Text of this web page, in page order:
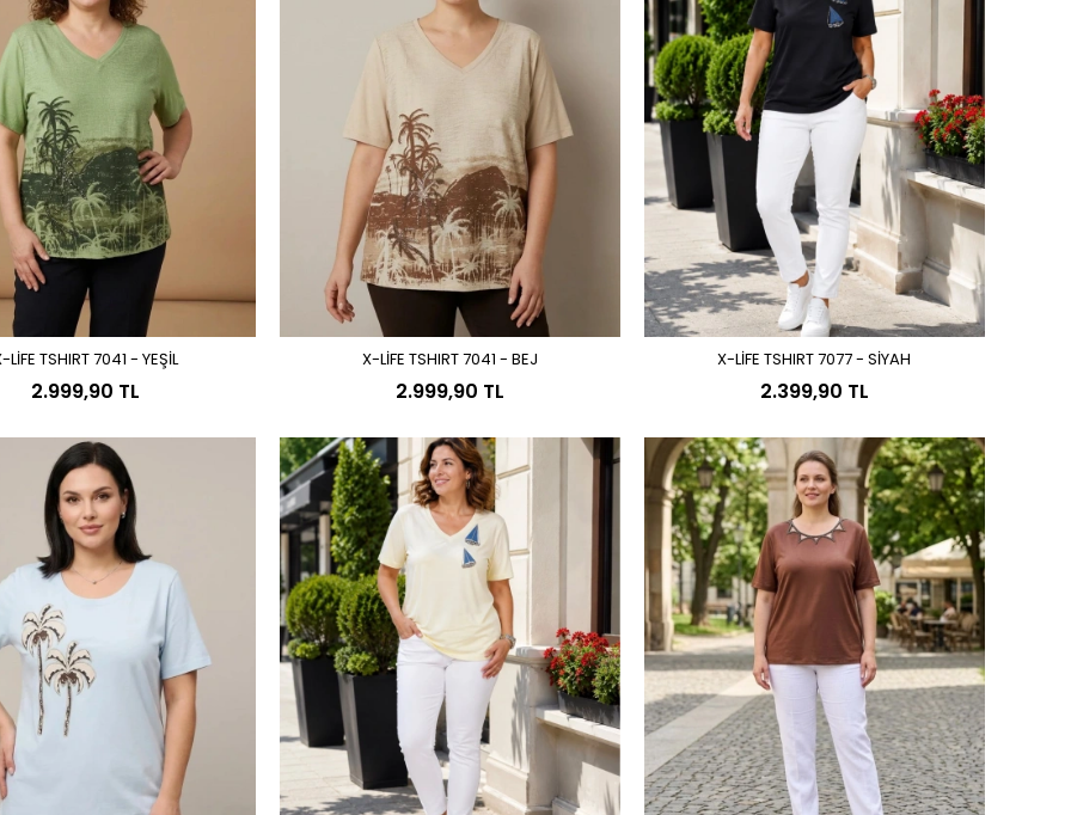
Sepete Ekle
LİFE TSHIRT 7041 - YEŞİL
2.999,90 TL
Sepete Ekle
X-LİFE TSHIRT 7041 - BEJ
2.999,90 TL
Sepete Ekle
X-LİFE TSHIRT 7077 - SİYAH
2.399,90 TL